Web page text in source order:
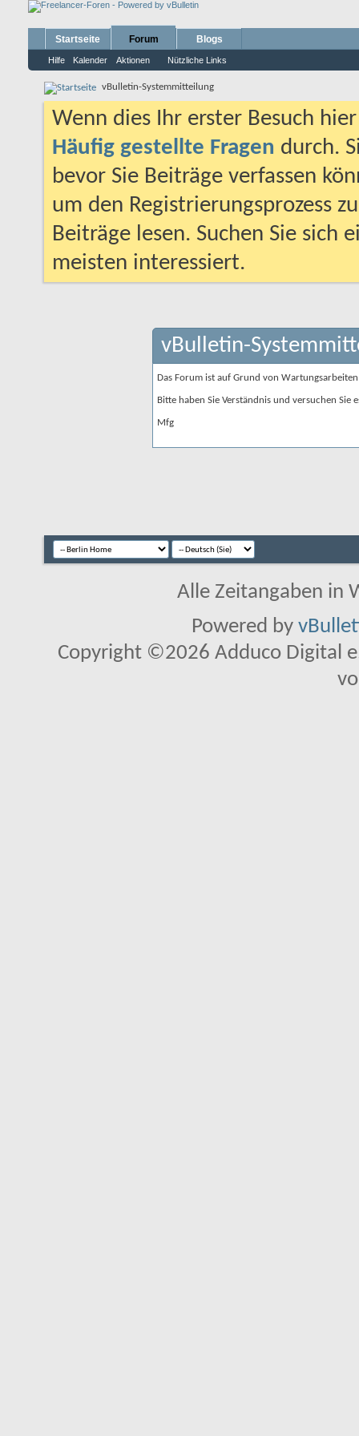
Startseite Forum
Hilfe Kalender Aktionen Nützliche Links
Blogs
vBulletin-Systemmitteilung
Wenn dies Ihr erster Besuch
Häufig gestellte Fragen durch.
bevor Sie Beiträge verfassen
um den Registrierungsprozess
Beiträge lesen. Suchen Sie sich
meisten interessiert.
vBulletin-
Das Forum ist auf Grund von
Bitte haben Sie Verständnis und versuchen Sie
Mfg
Alle Zeitangaben in
Powered by
Copyright ©2026 Adduco Digital